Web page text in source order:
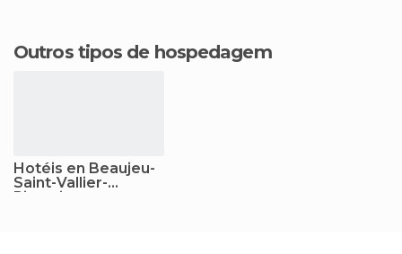
Outros tipos de hospedagem
Hotéis en Beaujeu-
Saint-Vallier-
Pierrejux-et-